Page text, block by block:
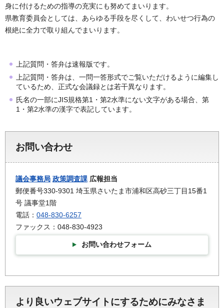
身に付けるための指導の充実にも努めてまいります。
県教育委員会としては、あらゆる手段を尽くして、わいせつ行為の
根絶に全力で取り組んでまいります。
上記質問・答弁は速報版です。
上記質問・答弁は、一問一答形式でご覧いただけるように編集し
ているため、正式な会議録とは若干異なります。
氏名の一部にJIS規格第1・第2水準にない文字がある場合、第
1・第2水準の漢字で表記しています。
お問い合わせ
議会事務局 政策調査課 広報担当
郵便番号330-9301 埼玉県さいたま市浦和区高砂三丁目15番1
号 議事堂1階
電話： 048-830-6257
ファックス：048-830-4923
お問い合わせフォーム
より良いウェブサイトにするためにみなさま